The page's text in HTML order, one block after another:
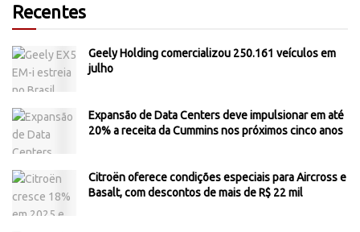
Recentes
Geely Holding comercializou 250.161 veículos em
julho
Expansão de Data Centers deve impulsionar em até
20% a receita da Cummins nos próximos cinco anos
Citroën oferece condições especiais para Aircross e
Basalt, com descontos de mais de R$ 22 mil